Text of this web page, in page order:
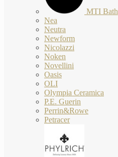
MTI Bath
Nea
Neutra
Newform
Nicolazzi
Noken
Novellini
Oasis
OLI
Olympia Ceramica
P.E. Guerin
Perrin&Rowe
Petracer